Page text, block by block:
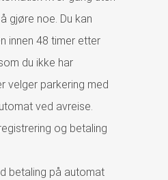
gjøre noe. Du kan
innen 48 timer etter
du ikke har
velger parkering med
ved avreise.
og betaling
betaling på automat